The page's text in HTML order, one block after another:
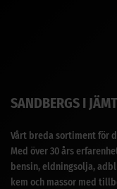
SANDBERGS I
Vårt breda sortiment för
Med över 30 års
bensin, eldningsolja,
kem och massor med